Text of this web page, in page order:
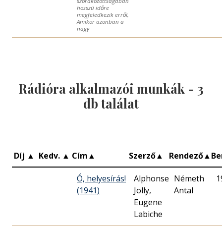
hosszú időre
megfeledkezik erről,
Amikor azonban a
nagy
Rádióra alkalmazói munkák - 3
db találat
Díj ▲ Kedv. ▲ Cím▲ Szerző▲ Rendező▲
Ó, helyesírás!
(1941)
Alphonse
Jolly,
Eugene
Labiche
Németh
Antal